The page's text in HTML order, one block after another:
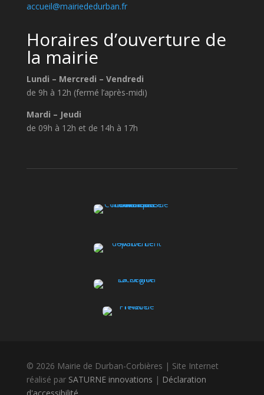
accueil@mairiededurban.fr
Horaires d’ouverture de
la mairie
Lundi – Mercredi – Vendredi
de 9h à 12h (fermé l’après-midi)
Mardi – Jeudi
de 09h à 12h et de 14h à 17h
© 2026 Mairie de Durban-Corbières | Site Internet
réalisé par SATURNE innovations | Déclaration